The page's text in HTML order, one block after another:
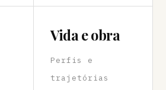
Vida e obra
Perfis e
trajetórias